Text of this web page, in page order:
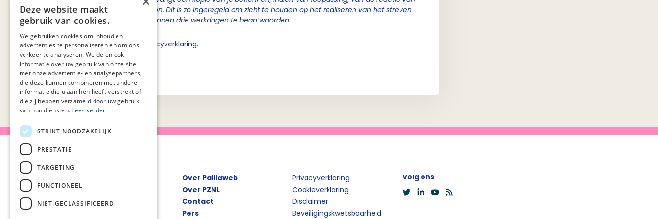
de inhoudelijke contactpersoon. Dit is zo ingeregeld om zicht te houden op het realiseren van het streven
van Palliaweb om berichten binnen drie werkdagen te beantwoorden.
Ik ga akkoord met de privacyverklaring.
Verstuur
Over Palliaweb
Over PZNL
Contact
Pers
Privacyverklaring
Cookieverklaring
Disclaimer
Beveiligingskwetsbaarheid
Volg ons
Deze website maakt
gebruik van cookies.
We gebruiken cookies om inhoud en
advertenties te personaliseren en om ons
verkeer te analyseren. We delen ook
informatie over uw gebruik van onze site
met onze advertentie- en analysepartners,
die deze kunnen combineren met andere
informatie die u aan hen heeft verstrekt of
die zij hebben verzameld door uw gebruik
van hun diensten. Lees verder
STRIKT NOODZAKELIJK
PRESTATIE
TARGETING
FUNCTIONEEL
NIET-GECLASSIFICEERD